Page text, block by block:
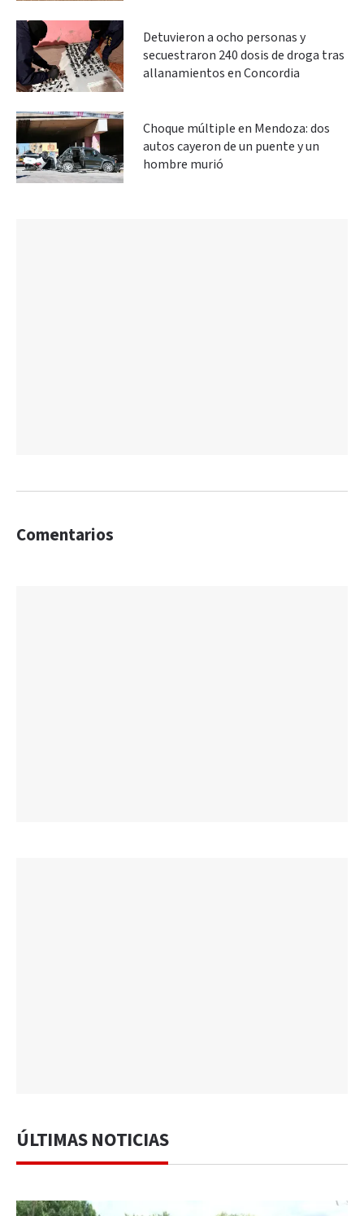
Detuvieron a ocho personas y
secuestraron 240 dosis de droga tras
allanamientos en Concordia
Choque múltiple en Mendoza: dos
autos cayeron de un puente y un
hombre murió
Comentarios
ÚLTIMAS NOTICIAS